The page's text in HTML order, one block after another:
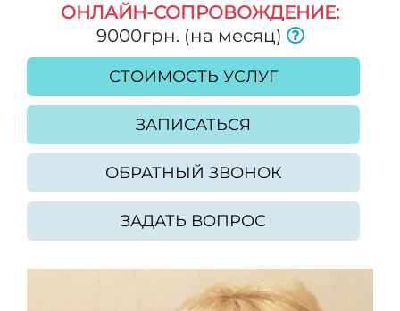
ОНЛАЙН-СОПРОВОЖДЕНИЕ:
9000грн. (на месяц)
СТОИМОСТЬ УСЛУГ
ЗАПИСАТЬСЯ
ОБРАТНЫЙ ЗВОНОК
ЗАДАТЬ ВОПРОС